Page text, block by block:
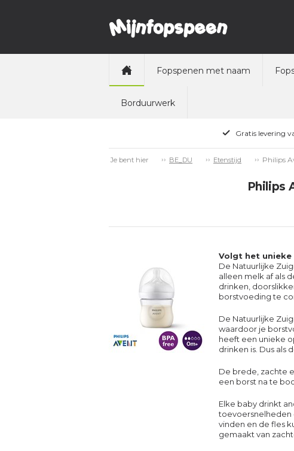
Fopspenen met naam
Borduurwerk
Gratis levering
Je bent hier BE_DU Etenstijd Philips
Philips
Volgt het
De Natuurlijke
alleen melk af als
drinken,
borstvoeding te
De Natuurlijke
waardoor je
heeft een unieke
drinken is. Dus als
De brede, zachte
een borst na te
Elke baby drinkt
toevoersnelheden
vinden en de fles
gemaakt van